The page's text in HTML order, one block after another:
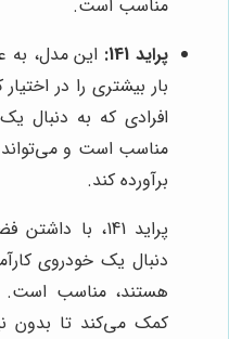
مناسب است.
پراید 141:
این مدل،
افرادی که به دنبال
مناسب است و می‌تواند
برآورده کند.
پراید 141، با
دنبال یک خودروی
هستند، مناسب است.
کمک می‌کند تا بدون